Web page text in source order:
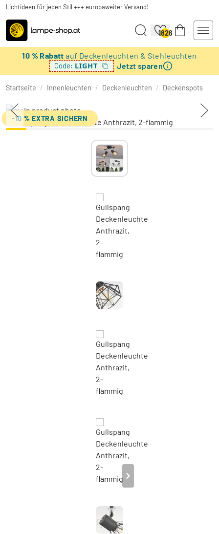
Lichtideen für jeden Stil +++ europaweiter Versand!
1826
10 % Rabattauf Deckenleuchten & Stehleuchten
Code: LIGHT Jetzt sparen
Startseite / Innenleuchten / Deckenleuchten / Deckenspots
-10 % EXTRA SICHERN